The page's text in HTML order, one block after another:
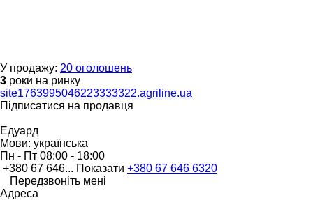
У продажу: 20 оголошень
3 роки на ринку
site1763995046223333322.agriline.ua
Підписатися на продавця
Едуард
Мови: українська
Пн - Пт 08:00 - 18:00
+380 67 646... Показати +380 67 646 6320
Передзвоніть мені
Адреса